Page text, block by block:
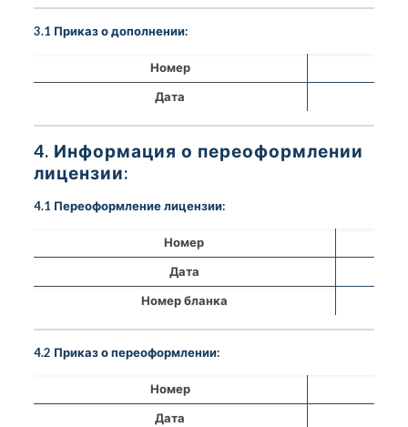
3.1 Приказ о дополнении:
Номер
Дата
4. Информация о переоформлении
лицензии:
4.1 Переоформление лицензии:
Номер
Дата
Номер бланка
4.2 Приказ о переоформлении:
Номер
Дата